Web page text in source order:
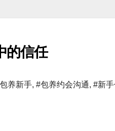
的信任
养新手, #包养约会沟通, #新